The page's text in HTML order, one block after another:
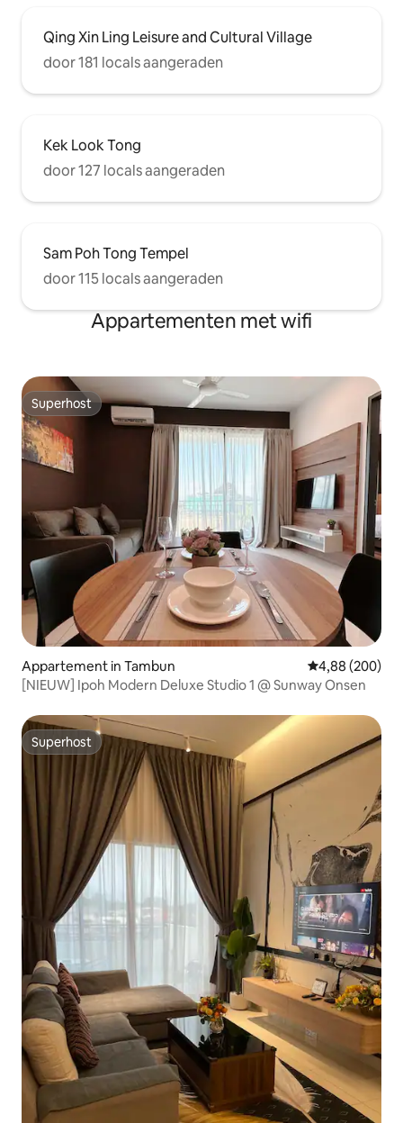
Qing Xin Ling Leisure and Cultural Village
door 181 locals aangeraden
Kek Look Tong
door 127 locals aangeraden
Sam Poh Tong Tempel
door 115 locals aangeraden
Appartementen met wifi
Superhost
Superhost
Appartement in Tambun Gemiddelde
4,88 (200)
[NIEUW] Ipoh Modern Deluxe Studio 1 @ Sunway Onsen
Superhost
Superhost